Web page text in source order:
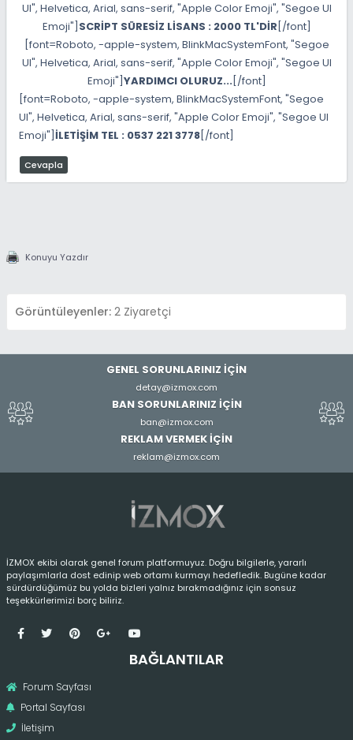
UI", Helvetica, Arial, sans-serif, "Apple Color Emoji", "Segoe UI
Emoji"] SCRİPT SÜRESİZ LİSANS : 2000 TL'DİR [/font]
[font=Roboto, -apple-system, BlinkMacSystemFont, "Segoe
UI", Helvetica, Arial, sans-serif, "Apple Color Emoji", "Segoe UI
Emoji"]YARDIMCI OLURUZ...[/font]
[font=Roboto, -apple-system, BlinkMacSystemFont, "Segoe
UI", Helvetica, Arial, sans-serif, "Apple Color Emoji", "Segoe UI
Emoji"]İLETİŞİM TEL : 0537 221 3778[/font]
Cevapla
Konuyu Yazdır
Görüntüleyenler: 2 Ziyaretçi
GENEL SORUNLARINIZ İÇİN
detay@izmox.com
BAN SORUNLARINIZ İÇİN
ban@izmox.com
REKLAM VERMEK İÇİN
reklam@izmox.com
İZMOX ekibi olarak genel forum platformuyuz. Doğru bilgilerle, yararlı
paylaşımlarla dost edinip web ortamı kurmayı hedefledik. Bugüne kadar
sürdürdüğümüz bu yolda bizleri yalnız bırakmadığınız için sonsuz
teşekkürlerimizi borç biliriz.
BAĞLANTILAR
Forum Sayfası
Portal Sayfası
İletişim